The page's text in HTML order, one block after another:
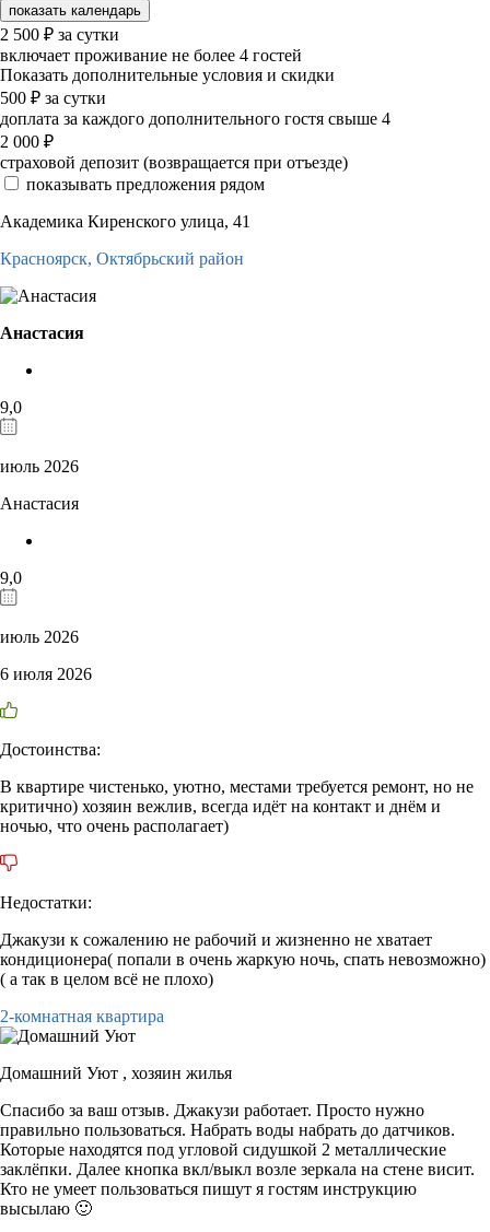
показать календарь
2 500 ₽ за сутки
включает проживание не более 4 гостей
Показать дополнительные условия и скидки
500 ₽ за сутки
доплата за каждого дополнительного гостя свыше 4
2 000 ₽
страховой депозит (возвращается при отъезде)
показывать предложения рядом
Академика Киренского улица, 41
Красноярск, Октябрьский район
Анастасия
9,0
июль 2026
Анастасия
9,0
июль 2026
6 июля 2026
Достоинства:
В квартире чистенько, уютно, местами требуется ремонт, но не
критично) хозяин вежлив, всегда идёт на контакт и днём и
ночью, что очень располагает)
Недостатки:
Джакузи к сожалению не рабочий и жизненно не хватает
кондиционера( попали в очень жаркую ночь, спать невозможно)
( а так в целом всё не плохо)
2-комнатная квартира
Домашний Уют , хозяин жилья
Спасибо за ваш отзыв. Джакузи работает. Просто нужно
правильно пользоваться. Набрать воды набрать до датчиков.
Которые находятся под угловой сидушкой 2 металлические
заклёпки. Далее кнопка вкл/выкл возле зеркала на стене висит.
Кто не умеет пользоваться пишут я гостям инструкцию
высылаю 🙂